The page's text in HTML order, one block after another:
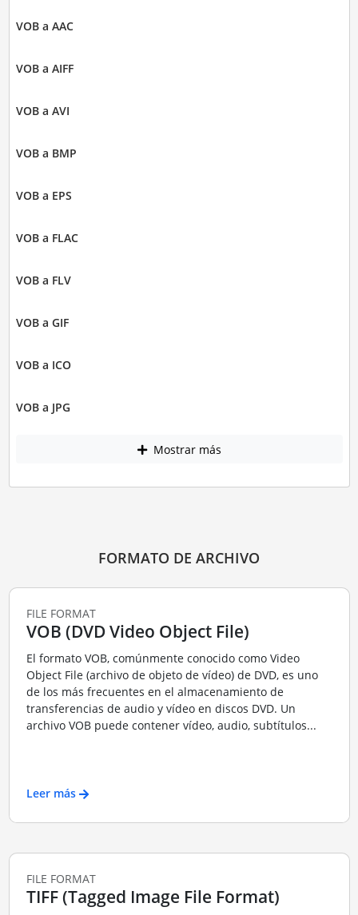
VOB a AAC
VOB a AIFF
VOB a AVI
VOB a BMP
VOB a EPS
VOB a FLAC
VOB a FLV
VOB a GIF
VOB a ICO
VOB a JPG
Mostrar más
FORMATO DE ARCHIVO
FILE FORMAT
VOB (DVD Video Object File)
El formato VOB, comúnmente conocido como Video
Object File (archivo de objeto de vídeo) de DVD, es uno
de los más frecuentes en el almacenamiento de
transferencias de audio y vídeo en discos DVD. Un
archivo VOB puede contener vídeo, audio, subtítulos...
Leer más
FILE FORMAT
TIFF (Tagged Image File Format)